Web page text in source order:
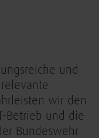
und
wir den
Betrieb und die
Bundeswehr